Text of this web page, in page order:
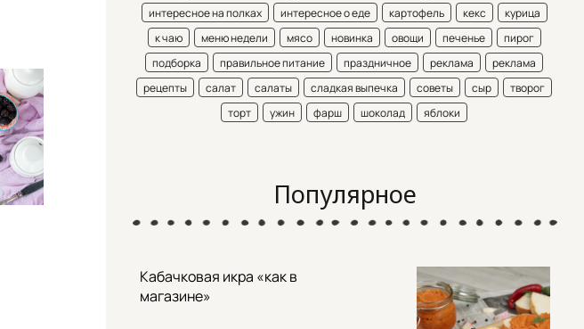
интересное на полках
интересное о еде картофель кекс
курица
к чаю
меню недели мясо новинка овощи печенье
пирог
подборка
правильное питание праздничное реклама
реклама
рецепты
салат салаты сладкая выпечка советы сыр
творог
торт
ужин фарш шоколад яблоки
Популярное
Кабачковая икра «как в
магазине»